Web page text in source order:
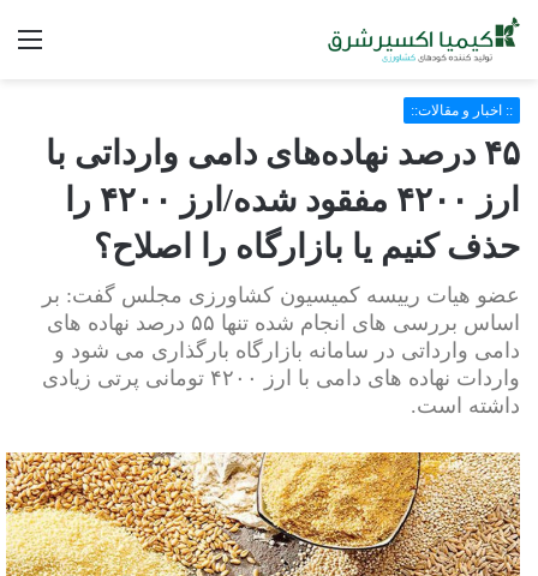
:: اخبار و مقالات::
۴۵ درصد نهاده‌های دامی وارداتی با
ارز ۴۲۰۰ مفقود شده/ارز ۴۲۰۰ را
حذف کنیم یا بازارگاه را اصلاح؟
عضو هیات رییسه کمیسیون کشاورزی مجلس گفت: بر
اساس بررسی های انجام شده تنها ۵۵ درصد نهاده های
دامی وارداتی در سامانه بازارگاه بارگذاری می شود و
واردات نهاده های دامی با ارز ۴۲۰۰ تومانی پرتی زیادی
داشته است.